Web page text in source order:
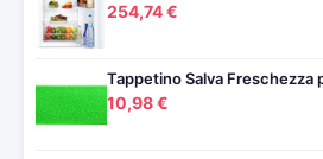
254,74 €
Tappetino Salva Freschezza
10,98 €